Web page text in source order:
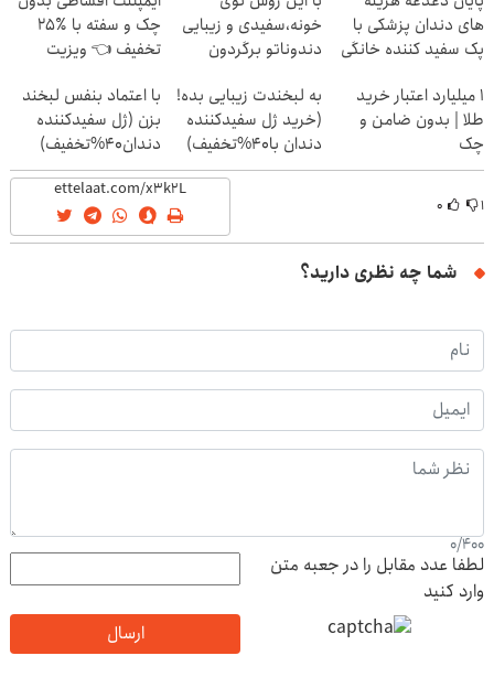
های دندان پزشکی با
پک سفید کننده خانگی
خونه،سفیدی و زیبایی
دندوناتو برگردون
چک و سفته با ٪۲۵
تخفیف 👈 ویزیت
۱ میلیارد اعتبار خرید
طلا | بدون ضامن و
چک
به لبخندت زیبایی بده!
(خرید ژل سفیدکننده
دندان با40%تخفیف)
با اعتماد بنفس لبخند
بزن (ژل سفیدکننده
دندان40%تخفیف)
۱ ۰
شما چه نظری دارید؟
0/400
لطفا عدد مقابل را در جعبه متن
وارد کنید
ارسال